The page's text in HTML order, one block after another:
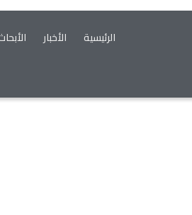
الرئيسية الأخبار